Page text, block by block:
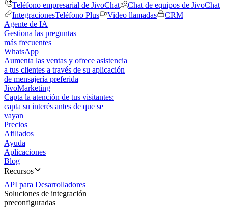
Teléfono empresarial de JivoChat
Chat de equipos de JivoChat
IntegracionesTeléfono Plus Video llamadas
CRM
Agente de IA
Gestiona las preguntas
más frecuentes
WhatsApp
Aumenta las ventas y ofrece asistencia
a tus clientes a través de su aplicación
de mensajería preferida
JivoMarketing
Capta la atención de tus visitantes:
capta su interés antes de que se
vayan
Precios
Afiliados
Ayuda
Aplicaciones
Blog
Recursos
API para Desarrolladores
Soluciones de integración
preconfiguradas